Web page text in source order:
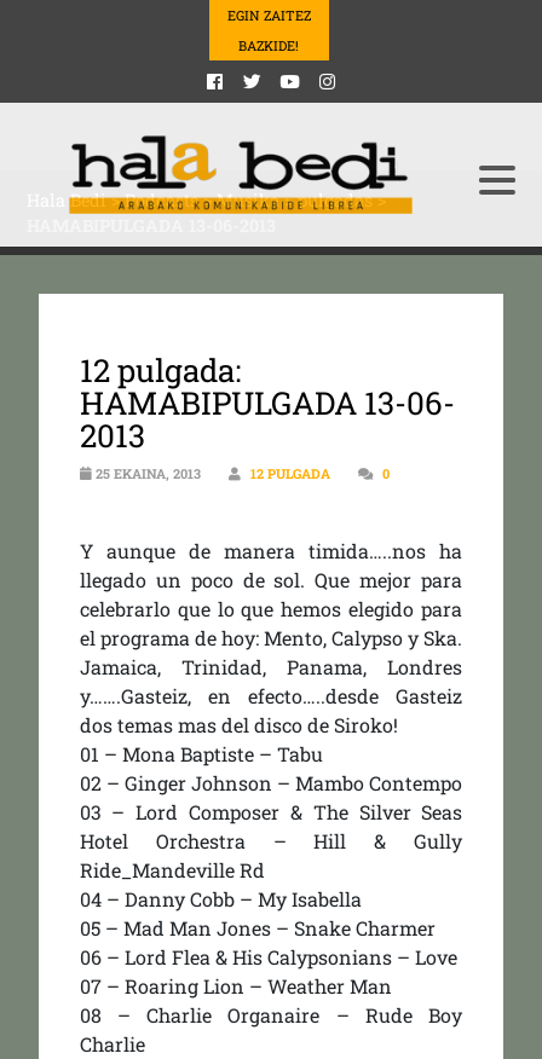
EGIN ZAITEZ
BAZKIDE!
Hala Bedi>Podcasts>Musika>pulgadas>
12 pulgada:
HAMABIPULGADA 13-06-
2013
25 EKAINA, 2013 12 PULGADA 0
Y aunque de manera timida…..nos ha
llegado un poco de sol. Que mejor para
celebrarlo que lo que hemos elegido para
el programa de hoy: Mento, Calypso y Ska.
Jamaica, Trinidad, Panama, Londres
y…….Gasteiz, en efecto…..desde Gasteiz
dos temas mas del disco de Siroko!
01 – Mona Baptiste – Tabu
02 – Ginger Johnson – Mambo Contempo
03 – Lord Composer & The Silver Seas
Hotel Orchestra – Hill & Gully
Ride_Mandeville Rd
04 – Danny Cobb – My Isabella
05 – Mad Man Jones – Snake Charmer
06 – Lord Flea & His Calypsonians – Love
07 – Roaring Lion – Weather Man
08 – Charlie Organaire – Rude Boy
Charlie